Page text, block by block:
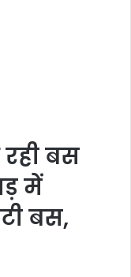
बस
में
बस,